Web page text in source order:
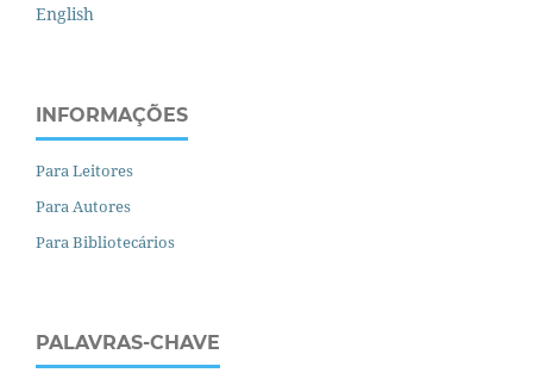
English
INFORMAÇÕES
Para Leitores
Para Autores
Para Bibliotecários
PALAVRAS-CHAVE